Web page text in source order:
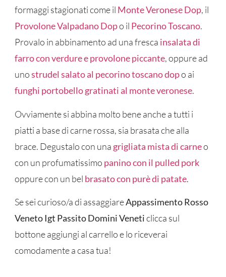
formaggi stagionati come il Monte Veronese Dop, il
Provolone Valpadano Dopo il Pecorino Toscano.
Provalo in abbinamento ad una fresca insalata di
farro con verdure e provolone piccante, oppure ad
unostrudel salato al pecorino toscano dopo ai
funghi portobello gratinati al monte veronese.
Ovviamente si abbina molto bene anche a tutti i
piatti a base di carne rossa, sia brasata che alla
brace. Degustalo con una grigliata mista di carneo
con un profumatissimo panino con il pulled pork
oppure con un bel brasato con purè di patate.
Se sei curioso/a di assaggiareAppassimento Rosso
Veneto Igt Passito Domini Veneticlicca sul
bottone aggiungi al carrello e lo riceverai
comodamente a casa tua!